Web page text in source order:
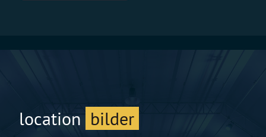
location bilder